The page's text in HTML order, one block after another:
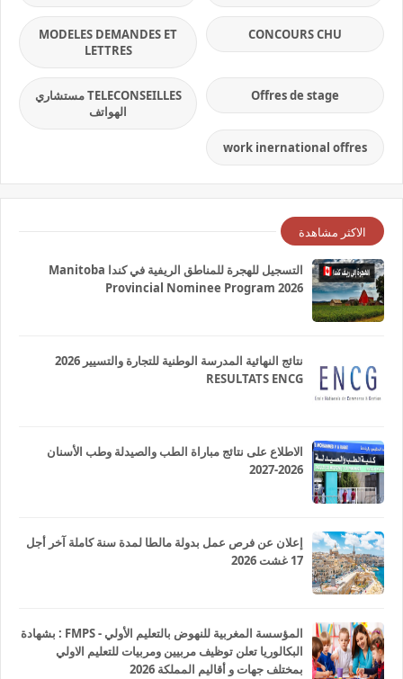
CONCOURS CHU
MODELES DEMANDES ET
LETTRES
Offres de stage
TELECONSEILLES مستشاري
الهواتف
work inernational offres
الاكثر مشاهدة
التسجيل للهجرة للمناطق الريفية في كندا Manitoba
Provincial Nominee Program 2026
نتائج النهائية المدرسة الوطنية للتجارة والتسيير 2026
RESULTATS ENCG
الاطلاع على نتائج مباراة الطب والصيدلة وطب الأسنان
2026-2027
إعلان عن فرص عمل بدولة مالطا لمدة سنة كاملة آخر أجل
17 غشت 2026
المؤسسة المغربية للنهوض بالتعليم الأولي - FMPS : بشهادة
البكالوريا تعلن توظيف مربيين ومربيات للتعليم الاولي
بمختلف جهات و أقاليم المملكة 2026